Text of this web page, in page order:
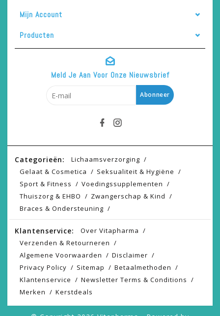
Mijn Account
Producten
Meld Je Aan Voor Onze Nieuwsbrief
Abonneer
Categorieën:
Lichaamsverzorging
Gelaat & Cosmetica
Seksualiteit & Hygiëne
Sport & Fitness
Voedingssupplementen
Thuiszorg & EHBO
Zwangerschap & Kind
Braces & Ondersteuning
Klantenservice:
Over Vitapharma
Verzenden & Retourneren
Algemene Voorwaarden
Disclaimer
Privacy Policy
Sitemap
Betaalmethoden
Klantenservice
Newsletter Terms & Conditions
Merken
Kerstdeals